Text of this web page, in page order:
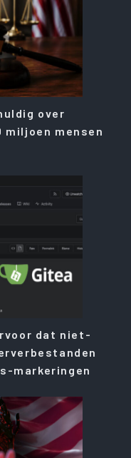
over
miljoen mensen
dat niet-
markeringen